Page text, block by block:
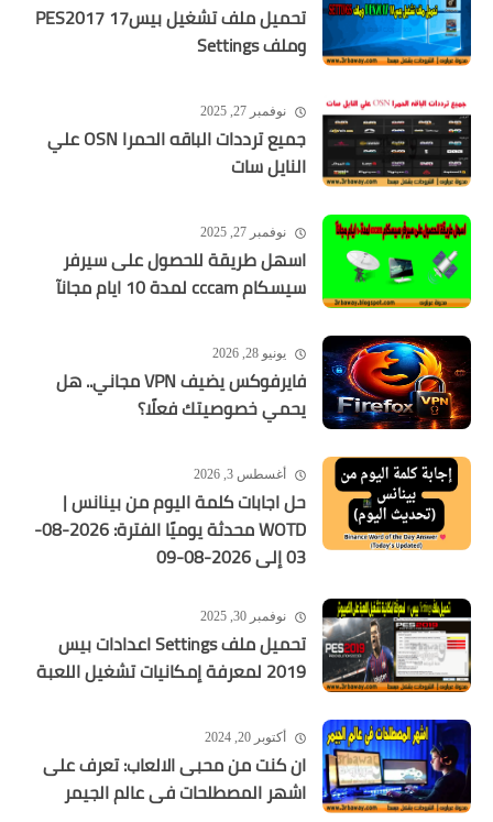
تحميل ملف تشغيل بيس17 PES2017
وملف Settings
نوفمبر 27, 2025
جميع ترددات الباقه الحمرا OSN علي
النايل سات
نوفمبر 27, 2025
اسهل طريقة للحصول على سيرفر
سيسكام cccam لمدة 10 ايام مجانآ
يونيو 28, 2026
فايرفوكس يضيف VPN مجاني.. هل
يحمي خصوصيتك فعلًا؟
أغسطس 3, 2026
حل اجابات كلمة اليوم من بينانس |
WOTD محدثة يوميًا الفترة: 2026-08-
03 إلى 2026-08-09
نوفمبر 30, 2025
تحميل ملف Settings اعدادات بيس
2019 لمعرفة إمكانيات تشغيل اللعبة
أكتوبر 20, 2024
ان كنت من محبى الالعاب: تعرف على
اشهر المصطلحات فى عالم الجيمر